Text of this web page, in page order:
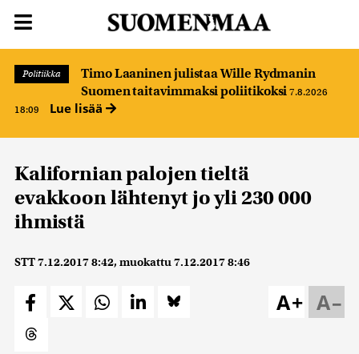
Politiikka
Timo Laaninen julistaa Wille Rydmanin
Suomen taitavimmaksi poliitikoksi 7.8.2026
18:09
Lue lisää
Kalifornian palojen tieltä
evakkoon lähtenyt jo yli 230 000
ihmistä
STT7.12.2017 8:42, muokattu7.12.2017 8:46
A–
A+